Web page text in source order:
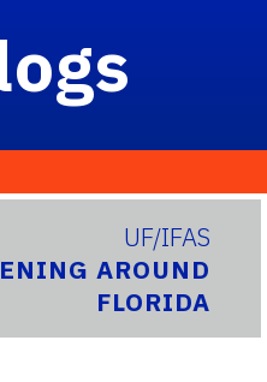
UF/IFAS
AROUND
FLORIDA